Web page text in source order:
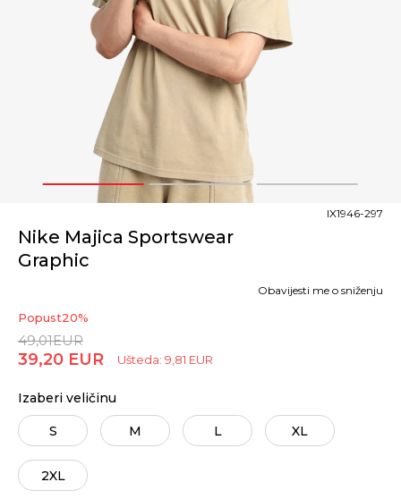
1 2 3
Nike Majica Sportswear
Graphic
IX1946-297
Popust20%
49,01EUR
39,20 EUR Ušteda: 9,81 EUR
Obavijesti me o sniženju
Izaberi veličinu
S M L XL
2XL